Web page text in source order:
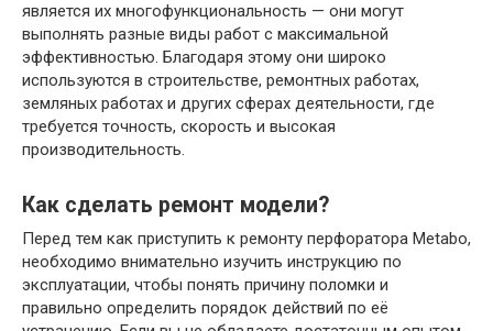
является их многофункциональность — они могут
выполнять разные виды работ с максимальной
эффективностью. Благодаря этому они широко
используются в строительстве, ремонтных работах,
земляных работах и других сферах деятельности, где
требуется точность, скорость и высокая
производительность.
Как сделать ремонт модели?
Перед тем как приступить к ремонту перфоратора Metabo,
необходимо внимательно изучить инструкцию по
эксплуатации, чтобы понять причину поломки и
правильно определить порядок действий по её